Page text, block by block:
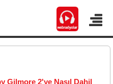
Gilmore 2'ye Nasıl Dahil